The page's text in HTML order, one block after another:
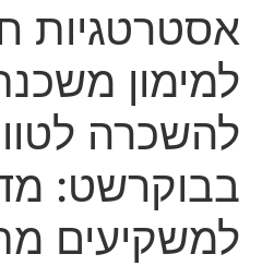
אסטרטגיות
למימון
להשכרה
בבוקרשט:
למשקיעים